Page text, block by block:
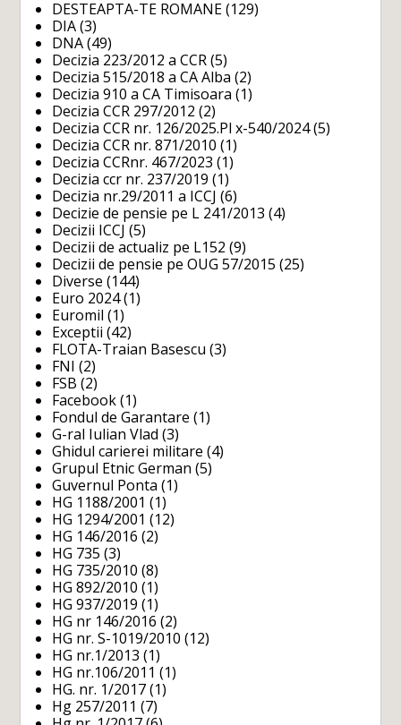
DESTEAPTA-TE ROMANE (129)
DIA (3)
DNA (49)
Decizia 223/2012 a CCR (5)
Decizia 515/2018 a CA Alba (2)
Decizia 910 a CA Timisoara (1)
Decizia CCR 297/2012 (2)
Decizia CCR nr. 126/2025.Pl x-540/2024(5)
Decizia CCR nr. 871/2010 (1)
Decizia CCRnr. 467/2023 (1)
Decizia ccr nr. 237/2019 (1)
Decizia nr.29/2011 a ICCJ (6)
Decizie de pensie pe L 241/2013 (4)
Decizii ICCJ (5)
Decizii de actualiz pe L152 (9)
Decizii de pensie pe OUG 57/2015 (25)
Diverse (144)
Euro 2024(1)
Euromil (1)
Exceptii (42)
FLOTA-Traian Basescu (3)
FNI (2)
FSB (2)
Facebook (1)
Fondul de Garantare (1)
G-ral Iulian Vlad (3)
Ghidul carierei militare (4)
Grupul Etnic German (5)
Guvernul Ponta (1)
HG 1188/2001 (1)
HG 1294/2001 (12)
HG 146/2016 (2)
HG 735 (3)
HG 735/2010 (8)
HG 892/2010 (1)
HG 937/2019 (1)
HG nr 146/2016 (2)
HG nr. S-1019/2010 (12)
HG nr.1/2013 (1)
HG nr.106/2011 (1)
HG. nr. 1/2017 (1)
Hg 257/2011 (7)